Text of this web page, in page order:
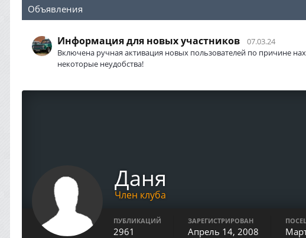
Объявления
Информация для новых участников
07.03.24
Включена ручная активация новых пользователей по причине
некоторые неудобства!
Даня
Член клуба
ПУБЛИКАЦИЙ
2961
ЗАРЕГИСТРИРОВАН
Апрель 14, 2008